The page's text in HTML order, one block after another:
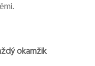
okamžik